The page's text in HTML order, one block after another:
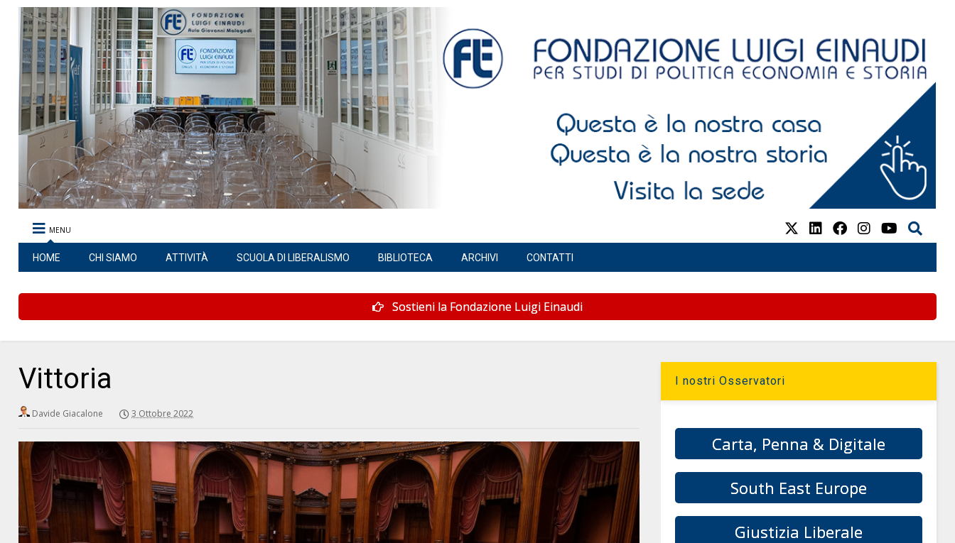
MENU
HOME CHI SIAMO ATTIVITÀ SCUOLA DI LIBERALISMO BIBLIOTECA ARCHIVI CONTATTI
Sostieni la Fondazione Luigi Einaudi
Vittoria
Davide Giacalone 3 Ottobre 2022
I nostri Osservatori
Carta, Penna & Digitale
South East Europe
Giustizia Liberale